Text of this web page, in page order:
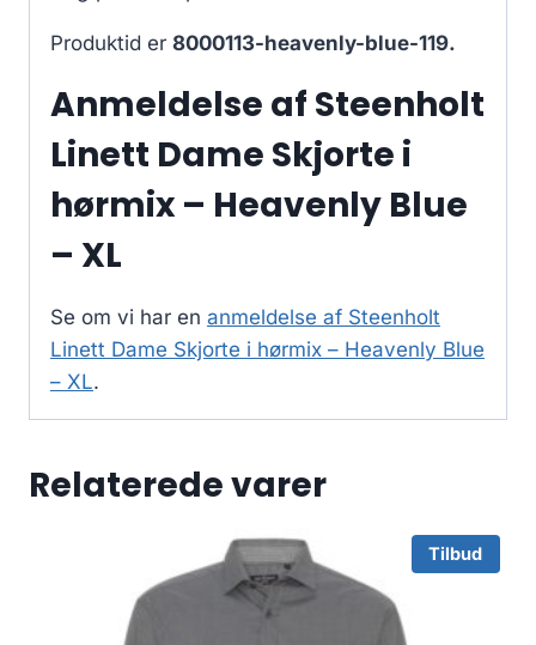
Produktid er 8000113-heavenly-blue-119.
Anmeldelse af Steenholt
Linett Dame Skjorte i
hørmix – Heavenly Blue
– XL
Se om vi har en anmeldelse af Steenholt
Linett Dame Skjorte i hørmix – Heavenly Blue
– XL.
Relaterede varer
Tilbud